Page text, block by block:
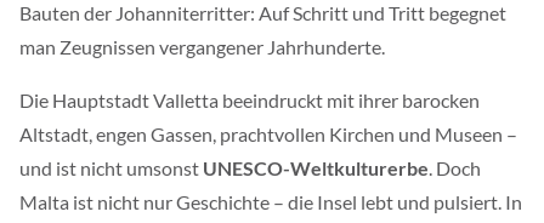
Bauten der Johanniterritter: Auf Schritt und Tritt begegnet
man Zeugnissen vergangener Jahrhunderte.
Die Hauptstadt Valletta beeindruckt mit ihrer barocken
Altstadt, engen Gassen, prachtvollen Kirchen und Museen –
und ist nicht umsonst UNESCO-Weltkulturerbe. Doch
Malta ist nicht nur Geschichte – die Insel lebt und pulsiert. In